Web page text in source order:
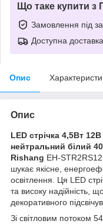
Що таке купити з
Замовлення під
Доступна доставка
Опис
Опис
LED стрічка 4,5Вт
нейтральний білий
Rishang EH-
шукає якісне,
освітлення. Ця LED
та високу надійність,
декоративного
Зі світловим потоком